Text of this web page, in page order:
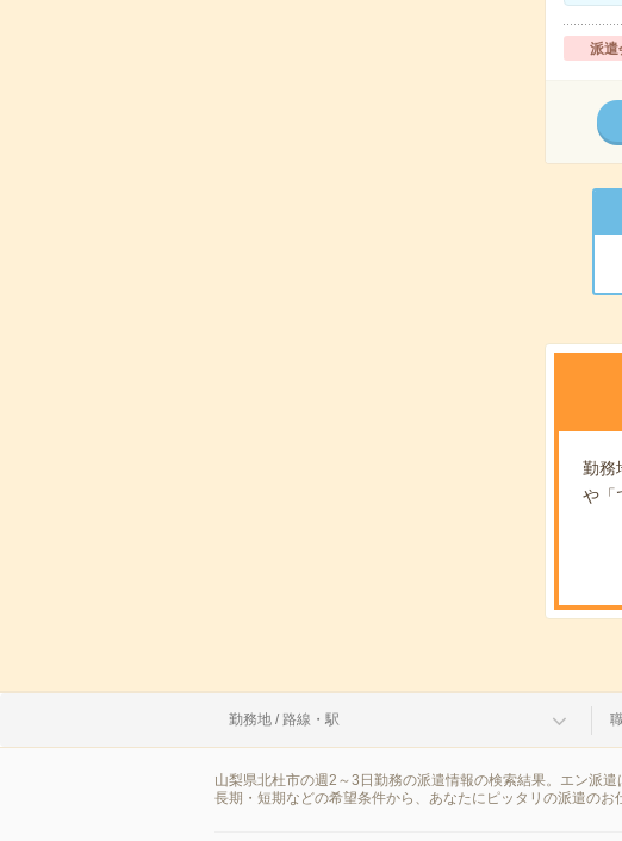
派遣
勤務
や「
勤務地 / 路線・駅
山梨県北杜市の週2～3日勤務の派遣情報の検索結果。エン派
長期・短期などの希望条件から、あなたにピッタリの派遣のお